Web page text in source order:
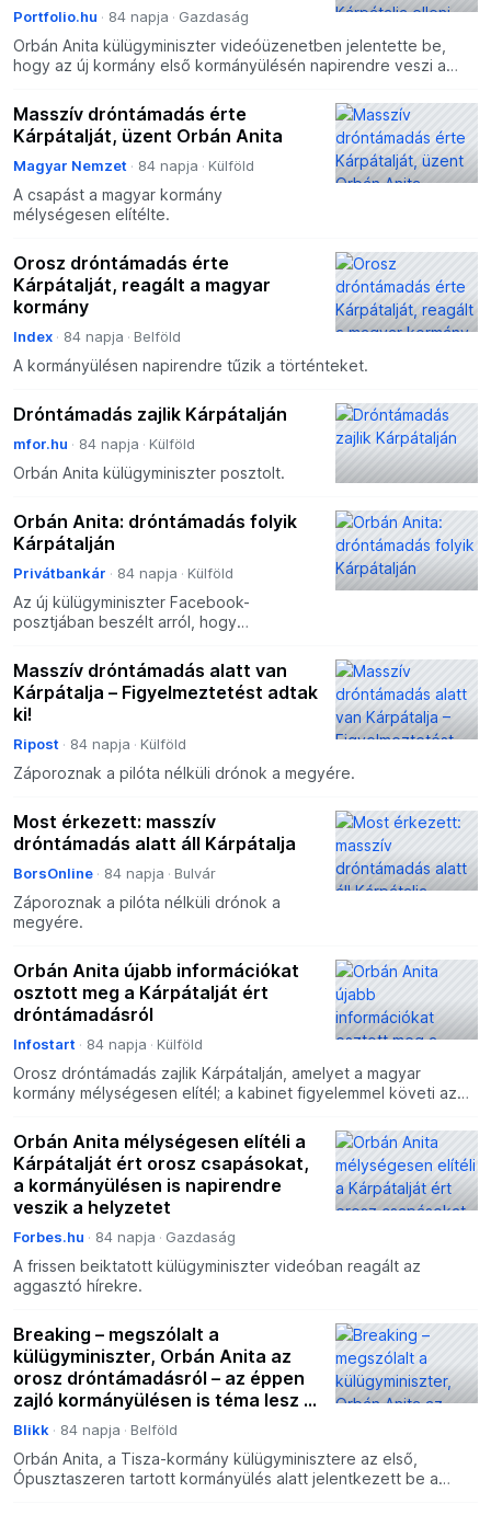
Portfolio.hu 84 napja Gazdaság
Orbán Anita külügyminiszter videóüzenetben jelentette be,
hogy az új kormány első kormányülésén napirendre veszi a
Masszív dróntámadás érte
Kárpátalját, üzent Orbán Anita
Magyar Nemzet 84 napja Külföld
A csapást a magyar kormány
mélységesen elítélte.
Orosz dróntámadás érte
Kárpátalját, reagált a magyar
kormány
Index 84 napja Belföld
A kormányülésen napirendre tűzik a történteket.
Dróntámadás zajlik Kárpátalján
mfor.hu 84 napja Külföld
Orbán Anita külügyminiszter posztolt.
Orbán Anita: dróntámadás folyik
Kárpátalján
Privátbankár 84 napja Külföld
Az új külügyminiszter Facebook-
posztjában beszélt arról, hogy
támadást.
Masszív dróntámadás alatt van
Kárpátalja – Figyelmeztetést adtak
ki!
Ripost 84 napja Külföld
Záporoznak a pilóta nélküli drónok a megyére.
Most érkezett: masszív
dróntámadás alatt áll Kárpátalja
BorsOnline 84 napja Bulvár
Záporoznak a pilóta nélküli drónok a
megyére.
Orbán Anita újabb információkat
osztott meg a Kárpátalját ért
dróntámadásról
Infostart 84 napja Külföld
Orosz dróntámadás zajlik Kárpátalján, amelyet a magyar
kormány mélységesen elítél; a kabinet figyelemmel követi az
Orbán Anita mélységesen elítéli a
Kárpátalját ért orosz csapásokat,
a kormányülésen is napirendre
veszik a helyzetet
Forbes.hu 84 napja Gazdaság
A frissen beiktatott külügyminiszter videóban reagált az
aggasztó hírekre.
Breaking – megszólalt a
külügyminiszter, Orbán Anita az
orosz dróntámadásról – az éppen
zajló kormányülésen is téma lesz a
háborús esemény
Blikk 84 napja Belföld
Orbán Anita, a Tisza-kormány külügyminisztere az első,
Ópusztaszeren tartott kormányülés alatt jelentkezett be a